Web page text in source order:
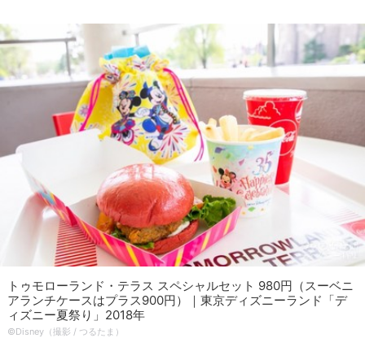
トゥモローランド・テラス スペシャルセット 980円（スーベニ
アランチケースはプラス900円）｜東京ディズニーランド「デ
ィズニー夏祭り」2018年
©Disney（撮影 / つるたま）